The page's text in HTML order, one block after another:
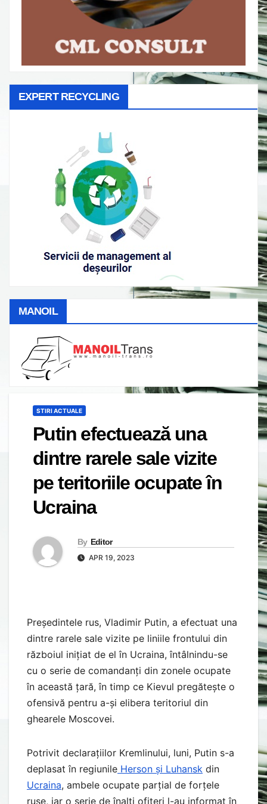
EXPERT RECYCLING
MANOIL
STIRI ACTUALE
Putin efectuează una
dintre rarele sale vizite
pe teritoriile ocupate în
Ucraina
By Editor
APR 19, 2023
Președintele rus, Vladimir Putin, a efectuat una
dintre rarele sale vizite pe liniile frontului din
războiul inițiat de el în Ucraina, întâlnindu-se
cu o serie de comandanți din zonele ocupate
în această țară, în timp ce Kievul pregătește o
ofensivă pentru a-și elibera teritoriul din
ghearele Moscovei.
Potrivit declarațiilor Kremlinului, luni, Putin s-a
deplasat în regiunile Herson și Luhansk din
Ucraina, ambele ocupate parțial de forțele
ruse, iar o serie de înalți ofițeri l-au informat în